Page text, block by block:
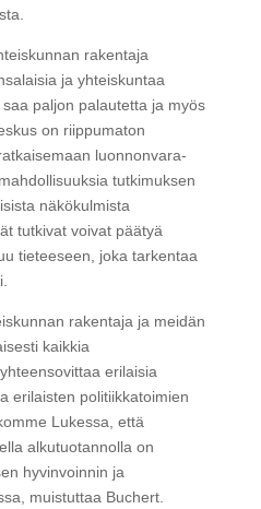
rakentaja
ja yhteiskuntaa
paljon palautetta ja myös
on riippumaton
luonnonvara-
tutkimuksen
näkökulmista
tutkivat voivat päätyä
tieteeseen, joka tarkentaa
rakentaja ja meidän
kaikkia
erilaisia
erilaisten politiikkatoimien
Lukessa, että
alkutuotannolla on
hyvinvoinnin ja
muistuttaa Buchert.